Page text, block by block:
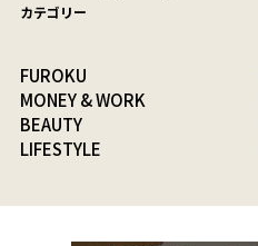
カテゴリー
FUROKU
MONEY & WORK
BEAUTY
LIFESTYLE